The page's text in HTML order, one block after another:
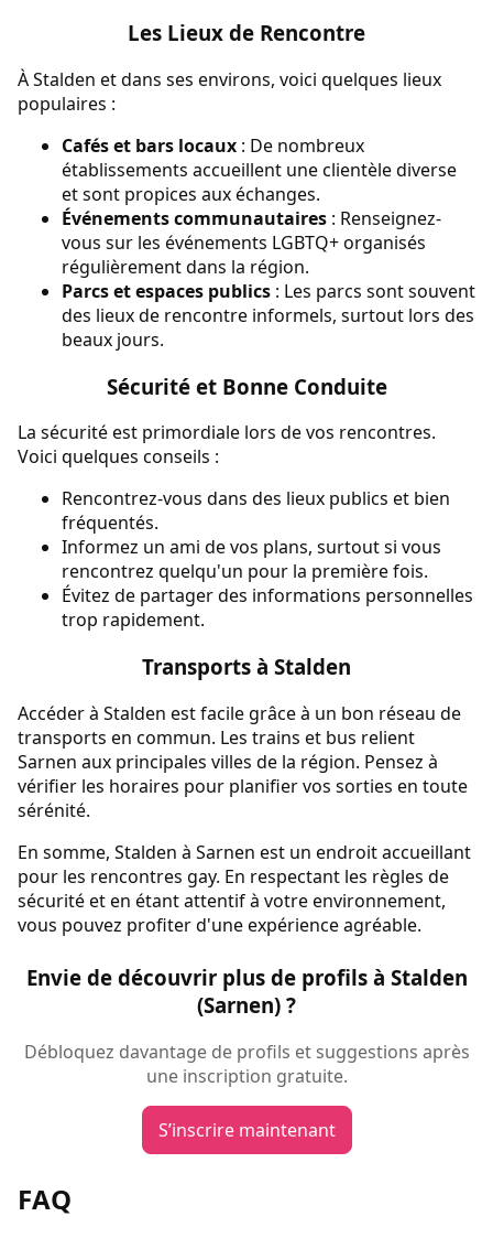
Les Lieux de Rencontre
À Stalden et dans ses environs, voici quelques lieux
populaires :
Cafés et bars locaux : De nombreux
établissements accueillent une clientèle diverse
et sont propices aux échanges.
Événements communautaires : Renseignez-
vous sur les événements LGBTQ+ organisés
régulièrement dans la région.
Parcs et espaces publics : Les parcs sont souvent
des lieux de rencontre informels, surtout lors des
beaux jours.
Sécurité et Bonne Conduite
La sécurité est primordiale lors de vos rencontres.
Voici quelques conseils :
Rencontrez-vous dans des lieux publics et bien
fréquentés.
Informez un ami de vos plans, surtout si vous
rencontrez quelqu'un pour la première fois.
Évitez de partager des informations personnelles
trop rapidement.
Transports à Stalden
Accéder à Stalden est facile grâce à un bon réseau de
transports en commun. Les trains et bus relient
Sarnen aux principales villes de la région. Pensez à
vérifier les horaires pour planifier vos sorties en toute
sérénité.
En somme, Stalden à Sarnen est un endroit accueillant
pour les rencontres gay. En respectant les règles de
sécurité et en étant attentif à votre environnement,
vous pouvez profiter d'une expérience agréable.
Envie de découvrir plus de profils à Stalden
(Sarnen) ?
Débloquez davantage de profils et suggestions après
une inscription gratuite.
S’inscrire maintenant
FAQ